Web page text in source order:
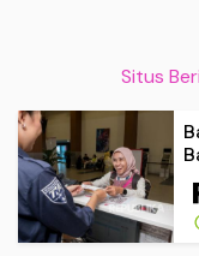
Situs